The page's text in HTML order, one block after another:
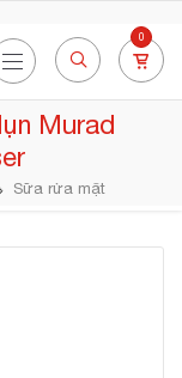
0
Murad
Sữa rửa mặt